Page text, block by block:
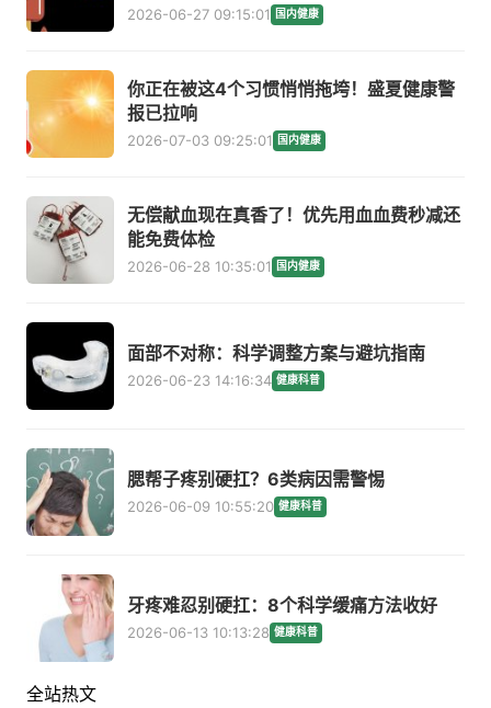
2026-06-27 09:15:01 国内健康
你正在被这4个习惯悄悄拖垮！盛夏健康警
报已拉响
2026-07-03 09:25:01 国内健康
无偿献血现在真香了！优先用血血费秒减还
能免费体检
2026-06-28 10:35:01 国内健康
面部不对称：科学调整方案与避坑指南
2026-06-23 14:16:34 健康科普
腮帮子疼别硬扛？6类病因需警惕
2026-06-09 10:55:20 健康科普
牙疼难忍别硬扛：8个科学缓痛方法收好
2026-06-13 10:13:28 健康科普
全站热文